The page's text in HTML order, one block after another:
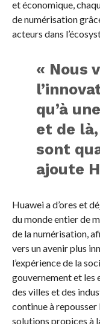
et économique,
de numérisation
acteurs dans
« Nous
qu’à
et de
sont
ajoute
Huawei a d’ores et
du monde entier de
de la numérisation,
vers un avenir plus
l’expérience de la
gouvernement et les
des villes et des
continue à
solutions propices à